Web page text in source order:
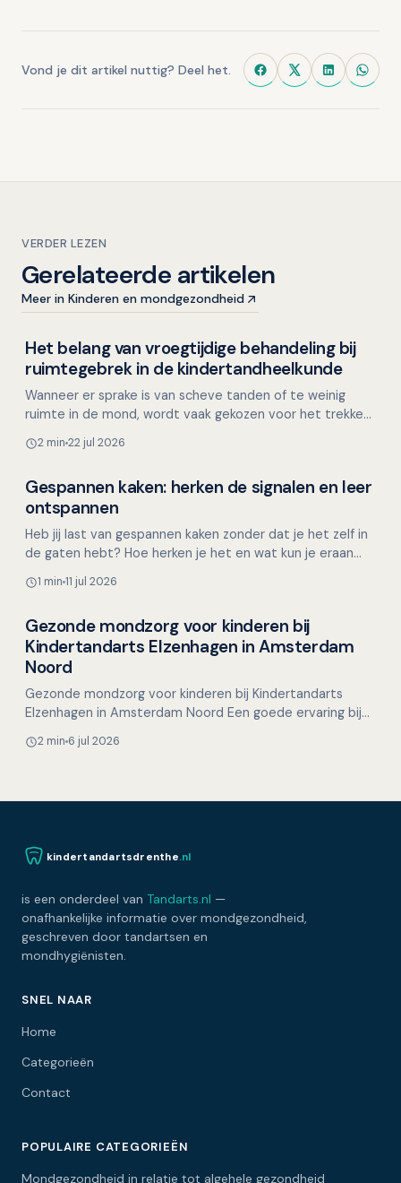
Vond je dit artikel nuttig? Deel het.
VERDER LEZEN
Gerelateerde artikelen
Meer in Kinderen en mondgezondheid
Kinderen en mondgezondheid
Het belang van vroegtijdige behandeling bij
ruimtegebrek in de kindertandheelkunde
Wanneer er sprake is van scheve tanden of te weinig
ruimte in de mond, wordt vaak gekozen voor het trekken
2 min 22 jul 2026
Mondgezondheid in relatie tot algehele gezondheid
Gespannen kaken: herken de signalen en leer
ontspannen
Heb jij last van gespannen kaken zonder dat je het zelf in
de gaten hebt? Hoe herken je het en wat kun je eraan
1 min 11 jul 2026
Overig nieuws
Gezonde mondzorg voor kinderen bij
Kindertandarts Elzenhagen in Amsterdam
Noord
Gezonde mondzorg voor kinderen bij Kindertandarts
Elzenhagen in Amsterdam Noord Een goede ervaring bij
g…
2 min 6 jul 2026
kindertandartsdrenthe.nl
is een onderdeel van Tandarts.nl —
onafhankelijke informatie over mondgezondheid,
geschreven door tandartsen en
mondhygiënisten.
SNEL NAAR
Home
Categorieën
Contact
POPULAIRE CATEGORIEËN
Mondgezondheid in relatie tot algehele gezondheid